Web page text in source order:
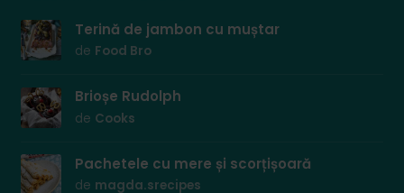
Terină de jambon cu muștar
de Food Bro
Brioșe Rudolph
de Cooks
Pachetele cu mere și scorțișoară
de magda.srecipes